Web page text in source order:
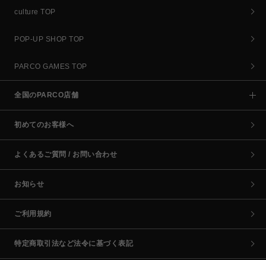
culture TOP
POP-UP SHOP TOP
PARCO GAMES TOP
全国のPARCO店舗
初めてのお客様へ
よくあるご質問 / お問い合わせ
お知らせ
ご利用規約
特定商取引法など法令に基づく表記